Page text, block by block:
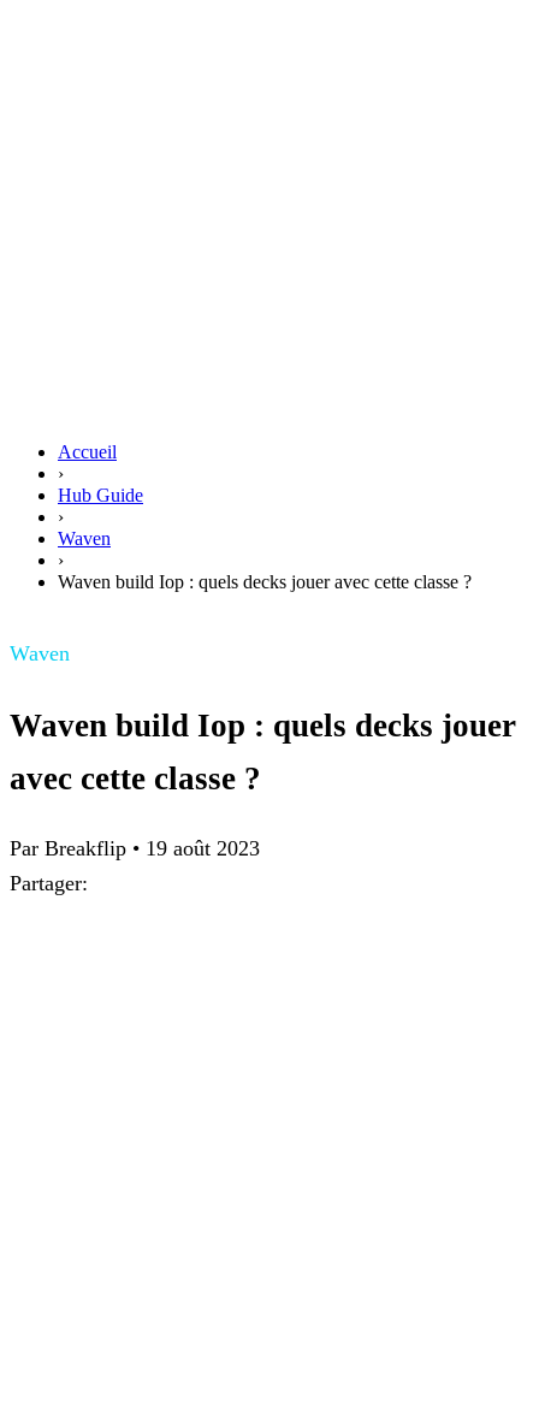
Accueil
›
Hub Guide
›
Waven
›
Waven build Iop : quels decks jouer avec cette classe ?
Waven
Waven build Iop : quels decks jouer
avec cette classe ?
Par Breakflip • 19 août 2023
Partager: